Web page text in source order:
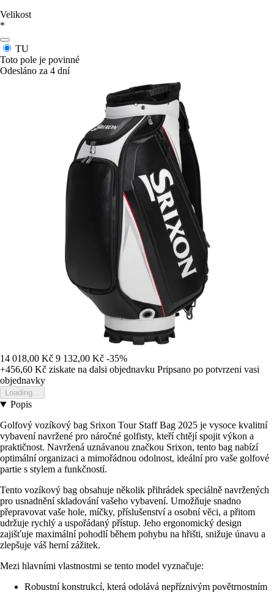
Velikost
*
TU
Toto pole je povinné
Odesláno za 4 dní
14 018,00 Kč 9 132,00 Kč -35%
+456,60 Kč ziskate na dalsi objednavku Pripsano po potvrzeni vasi
objednavky
Loading...
Popis
Golfový vozíkový bag Srixon Tour Staff Bag 2025 je vysoce kvalitní
vybavení navržené pro náročné golfisty, kteří chtějí spojit výkon a
praktičnost. Navržená uznávanou značkou Srixon, tento bag nabízí
optimální organizaci a mimořádnou odolnost, ideální pro vaše golfové
partie s stylem a funkčností.
Tento vozíkový bag obsahuje několik přihrádek speciálně navržených
pro usnadnění skladování vašeho vybavení. Umožňuje snadno
přepravovat vaše hole, míčky, příslušenství a osobní věci, a přitom
udržuje rychlý a uspořádaný přístup. Jeho ergonomický design
zajišťuje maximální pohodlí během pohybu na hřišti, snižuje únavu a
zlepšuje váš herní zážitek.
Mezi hlavními vlastnostmi se tento model vyznačuje:
Robustní konstrukcí, která odolává nepříznivým povětrnostním